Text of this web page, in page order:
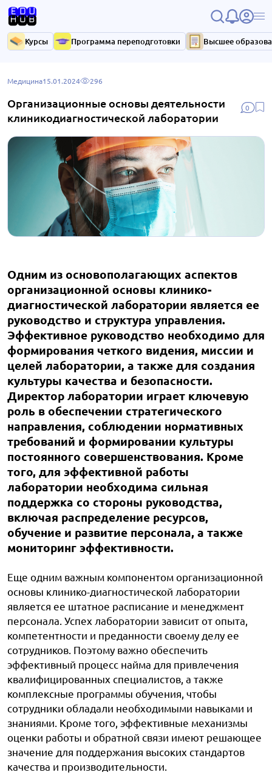
Курсы Программа переподготовки Высшее
0
Медицина15.01.2024 296
Организационные основы деятельности
клиникодиагностической лаборатории
Одним из основополагающих аспектов
организационной основы клинико-
диагностической лаборатории является ее
руководство и структура управления.
Эффективное руководство необходимо для
формирования четкого видения, миссии и
целей лаборатории, а также для создания
культуры качества и безопасности.
Директор лаборатории играет ключевую
роль в обеспечении стратегического
направления, соблюдении нормативных
требований и формировании культуры
постоянного совершенствования. Кроме
того, для эффективной работы
лаборатории необходима сильная
поддержка со стороны руководства,
включая распределение ресурсов,
обучение и развитие персонала, а также
мониторинг эффективности.
Еще одним важным компонентом организационной
основы клинико-диагностической лаборатории
является ее штатное расписание и менеджмент
персонала. Успех лаборатории зависит от опыта,
компетентности и преданности своему делу ее
сотрудников. Поэтому важно обеспечить
эффективный процесс найма для привлечения
квалифицированных специалистов, а также
комплексные программы обучения, чтобы
сотрудники обладали необходимыми навыками и
знаниями. Кроме того, эффективные механизмы
оценки работы и обратной связи имеют решающее
значение для поддержания высоких стандартов
качества и производительности.